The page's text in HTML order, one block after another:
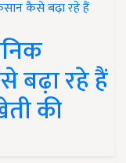
बढ़ा रहे हैं
की